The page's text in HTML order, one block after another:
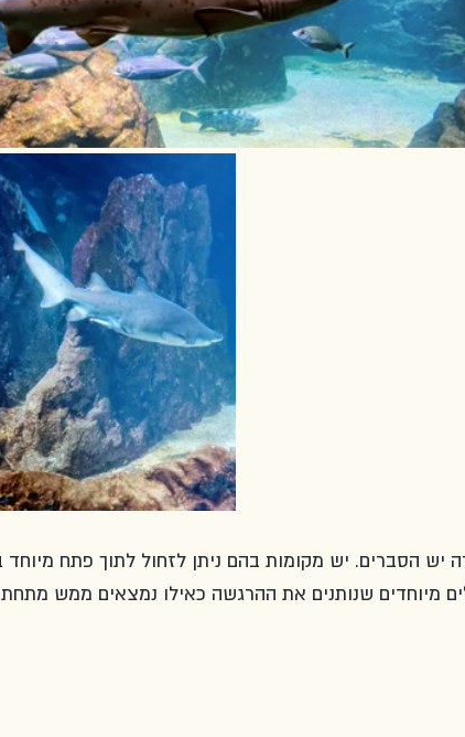
יש הסברים. יש מקומות בהם ניתן לזחול לתוך פתח מיוחד
מיוחדים שנותנים את ההרגשה כאילו נמצאים ממש